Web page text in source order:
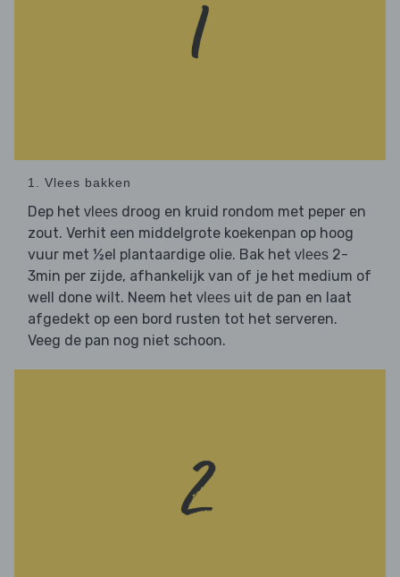
1. Vlees bakken
Dep het vlees droog en kruid rondom met peper en
zout. Verhit een middelgrote koekenpan op hoog
vuur met ½el plantaardige olie. Bak het vlees 2-
3min per zijde, afhankelijk van of je het medium of
well done wilt. Neem het vlees uit de pan en laat
afgedekt op een bord rusten tot het serveren.
Veeg de pan nog niet schoon.